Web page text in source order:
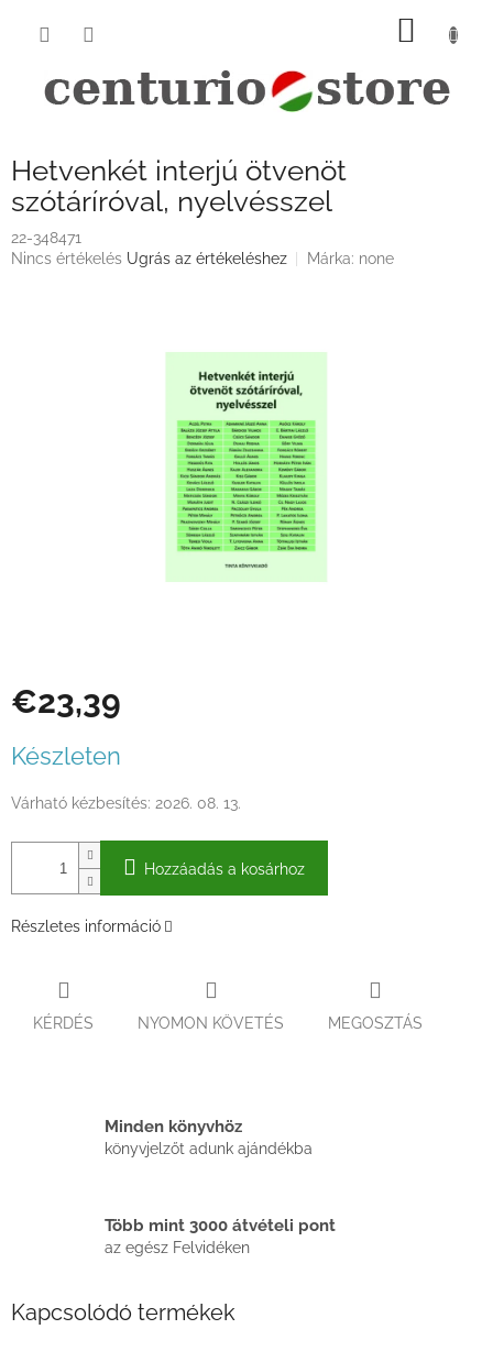
KOSÁR
Hetvenkét interjú ötvenöt
szótáríróval, nyelvésszel
22-348471
A
Nincs értékelés Ugrás az értékeléshez Márka: none
€23,39
Készleten
Várható kézbesítés: 2026. 08. 13.
Hozzáadás a kosárhoz
Részletes információ
KÉRDÉS NYOMON KÖVETÉS MEGOSZTÁS
Minden könyvhöz
könyvjelzőt adunk ajándékba
Több mint 3000 átvételi pont
az egész Felvidéken
Kapcsolódó termékek